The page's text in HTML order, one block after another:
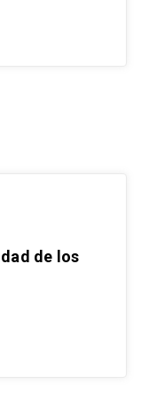
de los